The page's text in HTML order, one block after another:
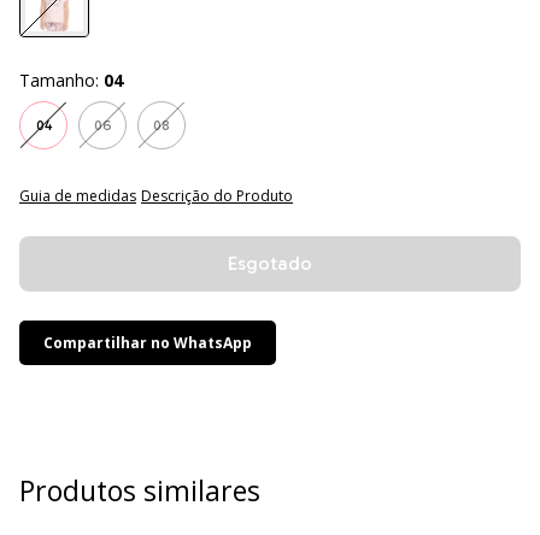
Tamanho: 04
04 06 08
Guia de medidas Descrição do Produto
Compartilhar no WhatsApp
Produtos similares